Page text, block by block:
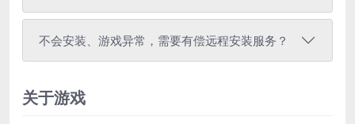
不会安装、游戏异常，需要有偿远程安装服务？
关于游戏